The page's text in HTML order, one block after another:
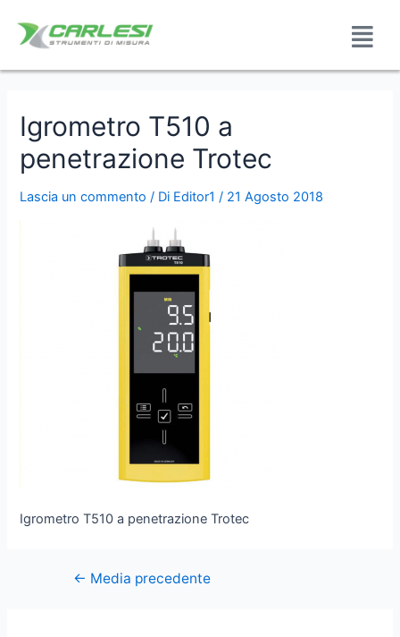
Igrometro T510 a
penetrazione Trotec
Lascia un commento / Di Editor1 / 21 Agosto 2018
Igrometro T510 a penetrazione Trotec
← Media precedente